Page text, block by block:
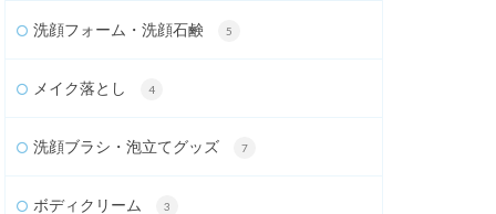
洗顔フォーム・洗顔石鹸 5
メイク落とし 4
洗顔ブラシ・泡立てグッズ 7
ボディクリーム 3